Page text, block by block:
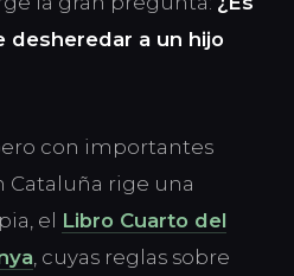
desheredar a un hijo
con importantes
Cataluña rige una
el Libro Cuarto del
, cuyas reglas sobre